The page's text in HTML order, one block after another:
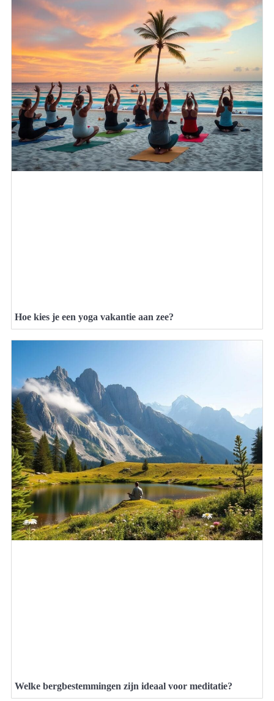
Hoe kies je een yoga vakantie aan zee?
Welke bergbestemmingen zijn ideaal voor meditatie?